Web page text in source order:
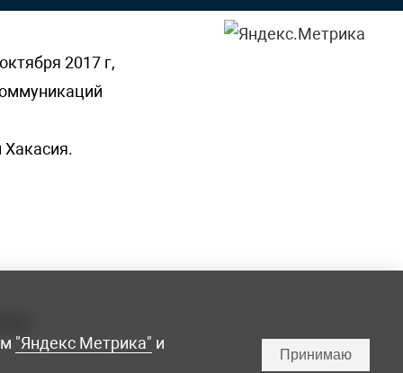
2017 г,
Хакасия.
"Яндекс Метрика" и
Принимаю